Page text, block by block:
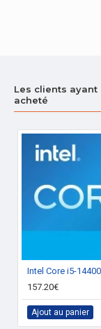
Les clients
acheté
157.20€
Ajout au panier